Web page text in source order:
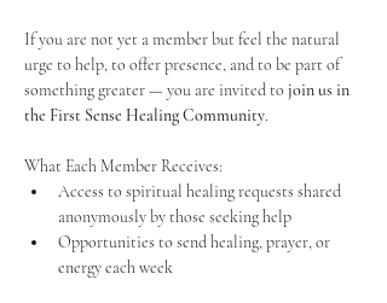
If you are not yet a member but feel the natural
urge to help, to offer presence, and to be part of
something greater — you are invited to join us in
the First Sense Healing Community.
What Each Member Receives:
Access to spiritual healing requests shared
anonymously by those seeking help
Opportunities to send healing, prayer, or
energy each week